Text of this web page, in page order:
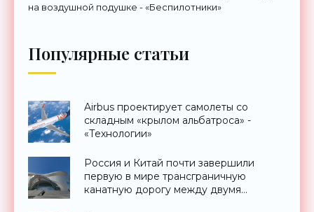
на воздушной подушке - «Беспилотники»
Популярные статьи
Airbus проектирует самолеты со
складным «крылом альбатроса» -
«Технологии»
Россия и Китай почти завершили
первую в мире трансграничную
канатную дорогу между двумя